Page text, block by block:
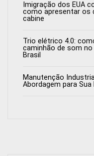
Imigração dos EUA
como apresentar os
cabine
Trio elétrico 4.0:
caminhão de som
Brasil
Manutenção
Abordagem para Sua